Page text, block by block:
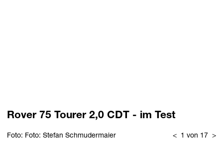
Rover 75 Tourer 2,0 CDT - im Test
Foto: Foto: Stefan Schmudermaier < 1 von 17 >